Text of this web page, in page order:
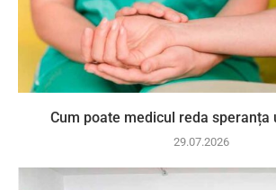
Cum poate medicul reda speranța
29.07.2026